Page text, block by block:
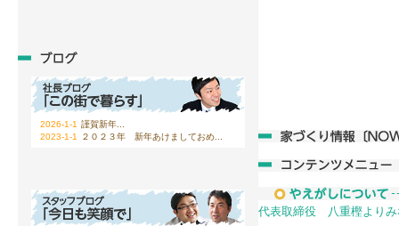
2026-1-1 謹賀新年...
2023-1-1
２０２３年 新年あけましておめ...
代表取締役 八重樫よりみ